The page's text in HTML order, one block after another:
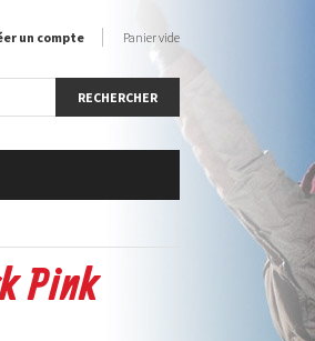
un compte Panier vide
Pink